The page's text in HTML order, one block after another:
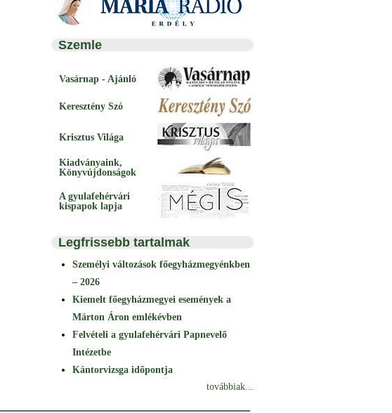
Szemle
Vasárnap - Ajánló
Keresztény Szó
Krisztus Világa
Kiadványaink,
Könyvújdonságok
A gyulafehérvári
kispapok lapja
Legfrissebb tartalmak
Személyi változások főegyházmegyénkben
– 2026
Kiemelt főegyházmegyei események a
Márton Áron emlékévben
Felvételi a gyulafehérvári Papnevelő
Intézetbe
Kántorvizsga időpontja
továbbiak...